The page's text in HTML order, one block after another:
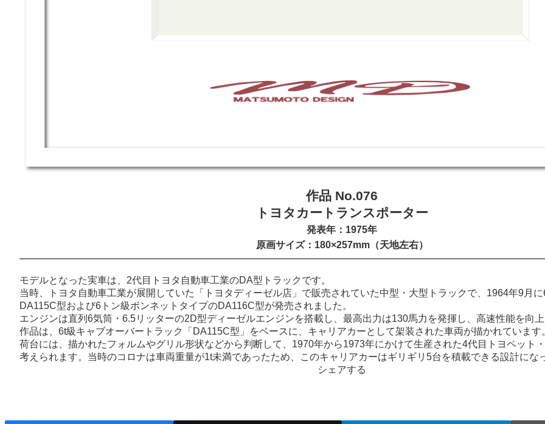
作品 No.076
トヨタカートランスポーター
発表年：1975年
原画サイズ：180×257mm（天地左右）
モデルとなった実車は、2代目トヨタ自動車工業のDA型トラックです。
当時、トヨタ自動車工業が展開していた「トヨタディーゼル店」で販売されていた中型・大型トラックで、1964年9月
DA115C型および6トン級ボンネットタイプのDA116C型が発売されました。
エンジンは直列6気筒・6.5リッターの2D型ディーゼルエンジンを搭載し、最高出力は130馬力を発揮し、高速性能を向上
作品は、6t級キャブオーバートラック「DA115C型」をベースに、キャリアカーとして架装された車両が描かれています
荷台には、描かれたフォルムやグリル形状などから判断して、1970年から1973年にかけて生産された4代目トヨペット
考えられます。当時のコロナは車両重量が1t未満であったため、このキャリアカーはギリギリ5台を積載できる設計にな
シェアする